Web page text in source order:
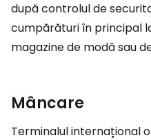
după controlul de
cumpărături în principal
magazine de modă sau
Mâncare
Terminalul internațional